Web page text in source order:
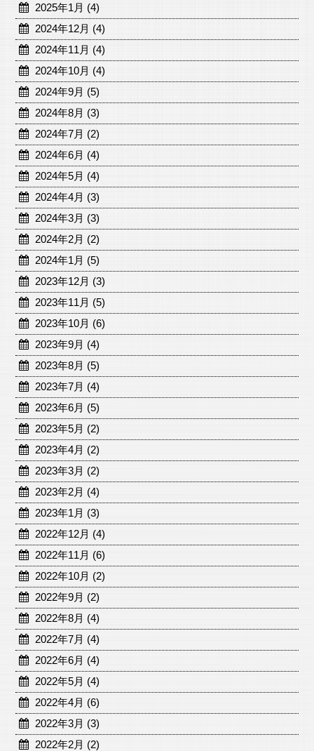
2025年1月 (4)
2024年12月 (4)
2024年11月 (4)
2024年10月 (4)
2024年9月 (5)
2024年8月 (3)
2024年7月 (2)
2024年6月 (4)
2024年5月 (4)
2024年4月 (3)
2024年3月 (3)
2024年2月 (2)
2024年1月 (5)
2023年12月 (3)
2023年11月 (5)
2023年10月 (6)
2023年9月 (4)
2023年8月 (5)
2023年7月 (4)
2023年6月 (5)
2023年5月 (2)
2023年4月 (2)
2023年3月 (2)
2023年2月 (4)
2023年1月 (3)
2022年12月 (4)
2022年11月 (6)
2022年10月 (2)
2022年9月 (2)
2022年8月 (4)
2022年7月 (4)
2022年6月 (4)
2022年5月 (4)
2022年4月 (6)
2022年3月 (3)
2022年2月 (2)